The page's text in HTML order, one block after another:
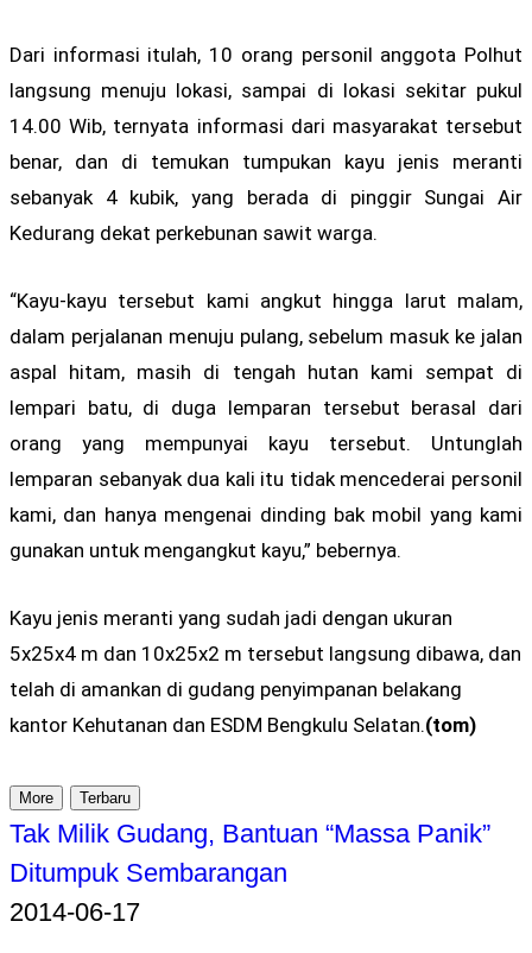
Dari informasi itulah, 10 orang personil anggota Polhut
langsung menuju lokasi, sampai di lokasi sekitar pukul
14.00 Wib, ternyata informasi dari masyarakat tersebut
benar, dan di temukan tumpukan kayu jenis meranti
sebanyak 4 kubik, yang berada di pinggir Sungai Air
Kedurang dekat perkebunan sawit warga.
“Kayu-kayu tersebut kami angkut hingga larut malam,
dalam perjalanan menuju pulang, sebelum masuk ke jalan
aspal hitam, masih di tengah hutan kami sempat di
lempari batu, di duga lemparan tersebut berasal dari
orang yang mempunyai kayu tersebut. Untunglah
lemparan sebanyak dua kali itu tidak mencederai personil
kami, dan hanya mengenai dinding bak mobil yang kami
gunakan untuk mengangkut kayu,” bebernya.
Kayu jenis meranti yang sudah jadi dengan ukuran
5x25x4 m dan 10x25x2 m tersebut langsung dibawa, dan
telah di amankan di gudang penyimpanan belakang
kantor Kehutanan dan ESDM Bengkulu Selatan.(tom)
More Terbaru
Tak Milik Gudang, Bantuan “Massa Panik”
Ditumpuk Sembarangan
2014-06-17